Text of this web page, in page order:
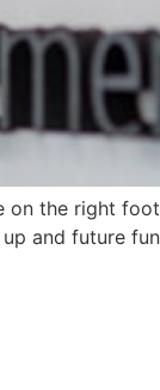
the right
and future